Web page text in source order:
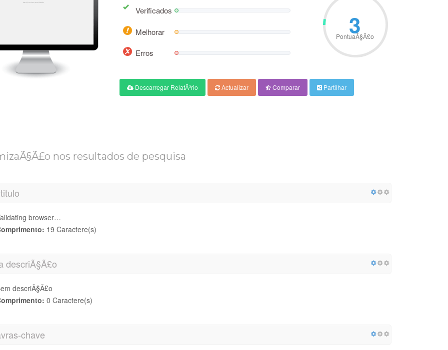
Verificados
Melhorar
Erros
3
PontuaÃ§Ã£o
Descarregar RelatÃ³rio Actualizar Comparar Partilhar
nos resultados de pesquisa
browser…
19 Caractere(s)
descriÃ§Ã£o
descriÃ§Ã£o
0 Caractere(s)
chave